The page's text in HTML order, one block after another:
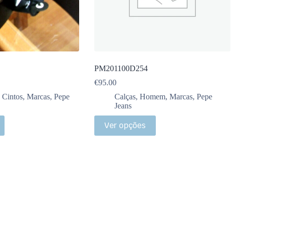
Cintos, Marcas, Pepe
PM201100D254
€95.00
Calças, Homem, Marcas, Pepe
Jeans
Ver opções